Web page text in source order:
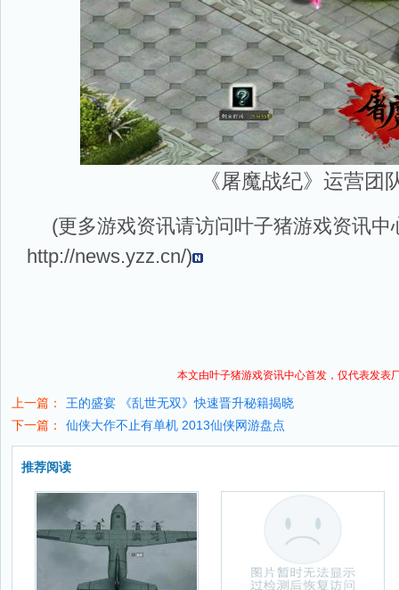
《屠魔战纪》运营团
(更多游戏资讯请访问叶子猪游戏资讯中
http://news.yzz.cn/)
本文由叶子猪游戏资讯中心首发，仅代表发表
上一篇：
王的盛宴 《乱世无双》快速晋升秘籍揭晓
下一篇：
仙侠大作不止有单机 2013仙侠网游盘点
推荐阅读